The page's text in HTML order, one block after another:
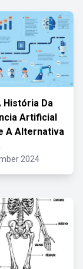
História Da
Artificial
A Alternativa
2024